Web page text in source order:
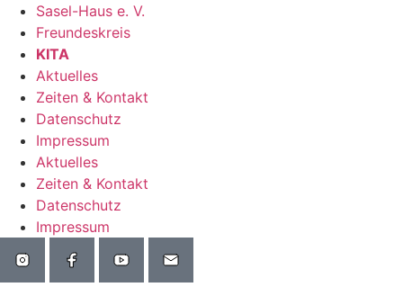
Zum
Inhalt
wechseln
Sasel-Haus e. V.
Freundeskreis
KITA
Aktuelles
Zeiten & Kontakt
Datenschutz
Impressum
Aktuelles
Zeiten & Kontakt
Datenschutz
Impressum